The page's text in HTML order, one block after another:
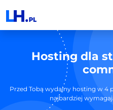
Hosting dla
Przed Tobą wydajny hosting w 4
najbardziej